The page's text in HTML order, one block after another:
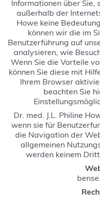
Informationen über Sie,
außerhalb der
Howe keine
können wir die im
Benutzerführung auf
analysieren, wie
Wenn Sie die Vorteile
können Sie diese mit
Ihrem Browser
beachten Sie
Dr. med. J.L. Philine
wenn sie für
die Navigation der
allgemeinen
werden keinem